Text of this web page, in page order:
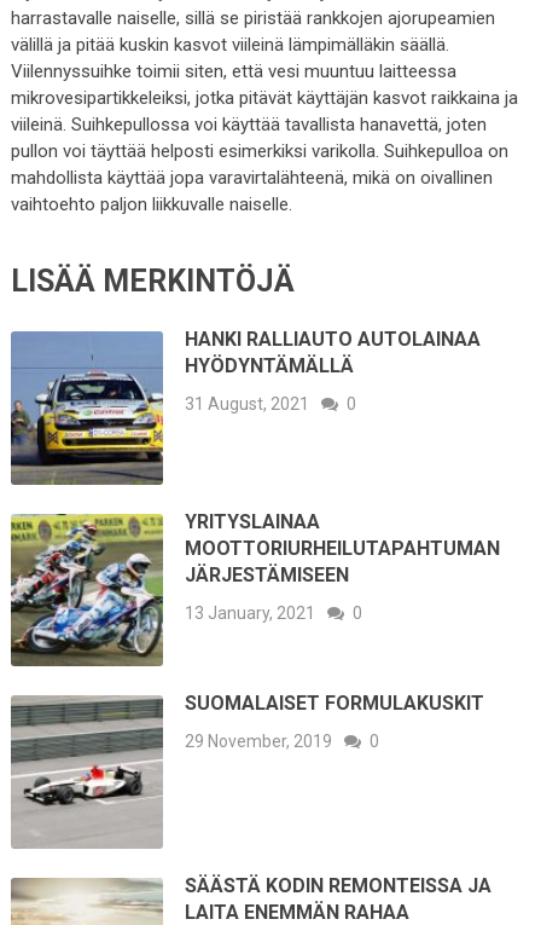
harrastavalle naiselle, sillä se piristää rankkojen ajorupeamien
välillä ja pitää kuskin kasvot viileinä lämpimälläkin säällä.
Viilennyssuihke toimii siten, että vesi muuntuu laitteessa
mikrovesipartikkeleiksi, jotka pitävät käyttäjän kasvot raikkaina ja
viileinä. Suihkepullossa voi käyttää tavallista hanavettä, joten
pullon voi täyttää helposti esimerkiksi varikolla. Suihkepulloa on
mahdollista käyttää jopa varavirtalähteenä, mikä on oivallinen
vaihtoehto paljon liikkuvalle naiselle.
LISÄÄ MERKINTÖJÄ
HANKI RALLIAUTO AUTOLAINAA
HYÖDYNTÄMÄLLÄ
31 August, 2021 0
YRITYSLAINAA
MOOTTORIURHEILUTAPAHTUMAN
JÄRJESTÄMISEEN
13 January, 2021 0
SUOMALAISET FORMULAKUSKIT
29 November, 2019 0
SÄÄSTÄ KODIN REMONTEISSA JA
LAITA ENEMMÄN RAHAA